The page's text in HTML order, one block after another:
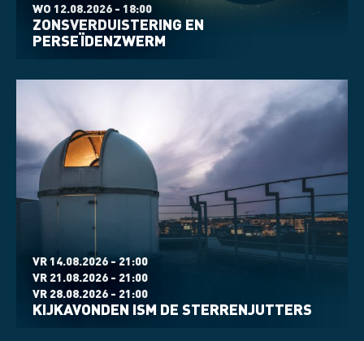
WO 12.08.2026 - 18:00
ZONSVERDUISTERING EN
PERSEÏDENZWERM
VR 14.08.2026 - 21:00
VR 21.08.2026 - 21:00
VR 28.08.2026 - 21:00
KIJKAVONDEN ISM DE STERRENJUTTERS